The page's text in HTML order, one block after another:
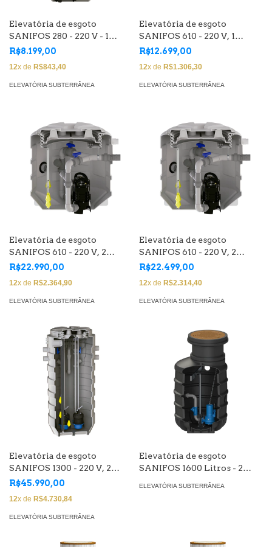
Elevatória de esgoto
SANIFOS 280 - 220 V - 1
bomba trituradora de 2 CV,
R$8.199,00
12x de R$843,40
ELEVATÓRIA SUBTERRÂNEA
Elevatória de esgoto
SANIFOS 610 - 220 V, 1
bomba vórtex de 2 CV, vazão
R$12.699,00
12x de R$1.306,30
ELEVATÓRIA SUBTERRÂNEA
Elevatória de esgoto
SANIFOS 610 - 220 V, 2
bombas trituradoras de 2
R$22.990,00
12x de R$2.364,90
ELEVATÓRIA SUBTERRÂNEA
Elevatória de esgoto
SANIFOS 610 - 220 V, 2
bombas vórtex de 2 CV,
R$22.499,00
12x de R$2.314,40
ELEVATÓRIA SUBTERRÂNEA
Elevatória de esgoto
SANIFOS 1300 - 220 V, 2
bombas de 2 CV, vazão até
R$45.990,00
12x de R$4.730,84
ELEVATÓRIA SUBTERRÂNEA
Elevatória de esgoto
SANIFOS 1600 Litros - 2
bombas 220 V ou 380 V,
ELEVATÓRIA SUBTERRÂNEA